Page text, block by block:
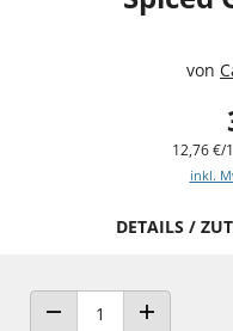
von
12,76 €/
inkl.
DETAILS /